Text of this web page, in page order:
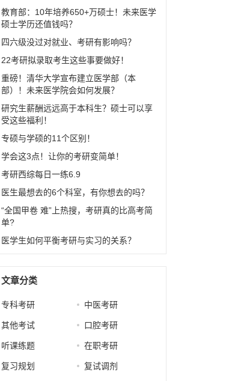
教育部：10年培养650+万硕士！未来医学
硕士学历还值钱吗？
四六级没过对就业、考研有影响吗？
22考研拟录取考生这些事要做好！
重磅！清华大学宣布建立医学部（本
部）！未来医学院会如何发展？
研究生薪酬远远高于本科生？硕士可以享
受这些福利！
专硕与学硕的11个区别！
学会这3点！让你的考研变简单！
考研西综每日一练6.9
医生最想去的6个科室，有你想去的吗？
“全国甲卷 难”上热搜，考研真的比高考简
单?
医学生如何平衡考研与实习的关系？
文章分类
专科考研 中医考研
其他考试 口腔考研
听课练题 在职考研
复习规划 复试调剂